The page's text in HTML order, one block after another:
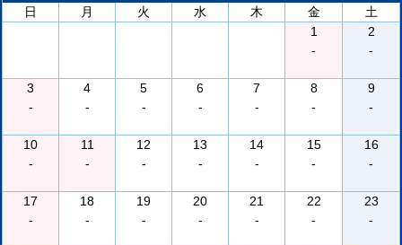
日 月 火 水 木 金
土
1
-
2
-
3
-
4
-
5
-
6
-
7
-
8
-
9
-
10
-
11
-
12
-
13
-
14
-
15
-
16
-
17
-
18
-
19
-
20
-
21
-
22
-
23
-